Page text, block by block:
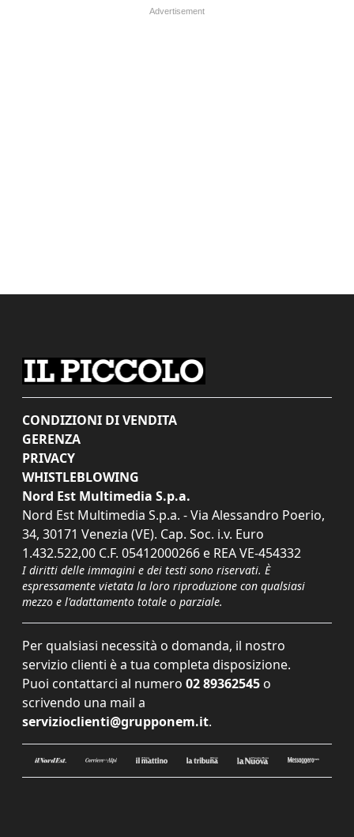
CONDIZIONI DI VENDITA
GERENZA
PRIVACY
WHISTLEBLOWING
Nord Est Multimedia S.p.a.
Nord Est Multimedia S.p.a. - Via Alessandro Poerio,
34, 30171 Venezia (VE). Cap. Soc. i.v. Euro
1.432.522,00 C.F. 05412000266 e REA VE-454332
I diritti delle immagini e dei testi sono riservati. È
espressamente vietata la loro riproduzione con qualsiasi
mezzo e l'adattamento totale o parziale.
Per qualsiasi necessità o domanda, il nostro
servizio clienti è a tua completa disposizione.
Puoi contattarci al numero 02 89362545 o
scrivendo una mail a
servizioclienti@grupponem.it.